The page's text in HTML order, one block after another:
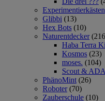
Experimentierkästen
Glibbi (13)
Hex Bots (10)
Naturentdecker
Haba Terra
Kosmos (23)
moses. (104)
Scout &
PhänoMint (26)
Roboter (70)
Zauberschule (10)